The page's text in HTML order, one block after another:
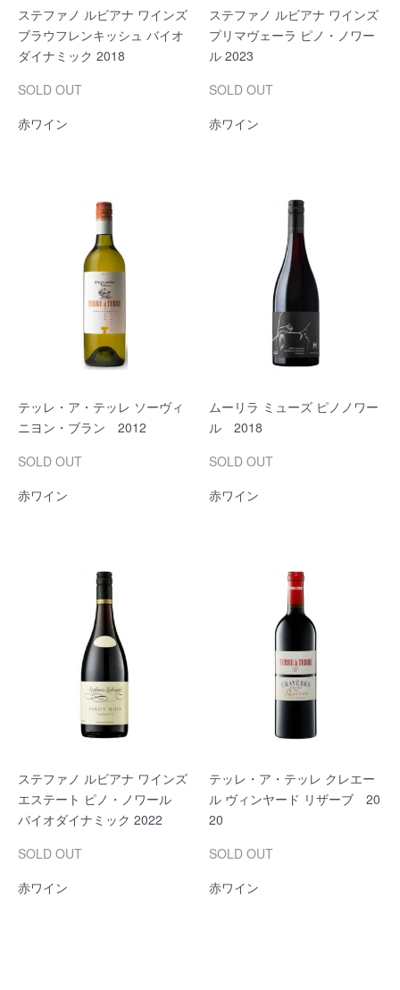
ステファノ ルビアナ ワインズ
ブラウフレンキッシュ バイオ
ダイナミック 2018
SOLD OUT
赤ワイン
ステファノ ルビアナ ワインズ
プリマヴェーラ ピノ・ノワー
ル 2023
SOLD OUT
赤ワイン
テッレ・ア・テッレ ソーヴィ
ニヨン・ブラン 2012
SOLD OUT
赤ワイン
ムーリラ ミューズ ピノノワー
ル 2018
SOLD OUT
赤ワイン
ステファノ ルビアナ ワインズ
エステート ピノ・ノワール
バイオダイナミック 2022
SOLD OUT
赤ワイン
テッレ・ア・テッレ クレエー
ル ヴィンヤード リザーブ 20
20
SOLD OUT
赤ワイン